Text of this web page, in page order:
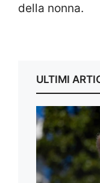
della nonna.
ULTIMI